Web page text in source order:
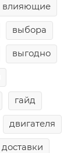
влияющие
выбора
выгодно
гайд
двигателя
доставки